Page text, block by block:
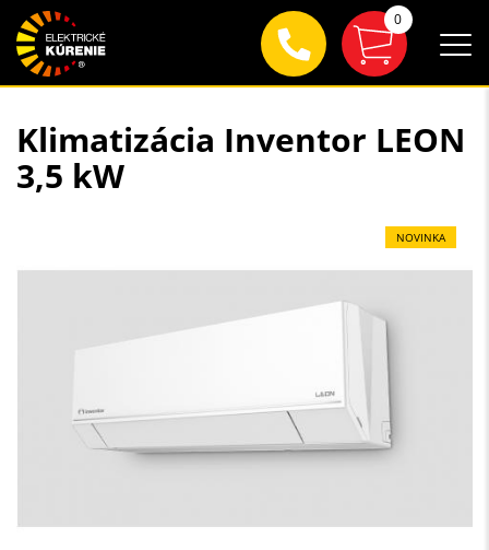
Klimatizácia Inventor LEON
3,5 kW
NOVINKA
0